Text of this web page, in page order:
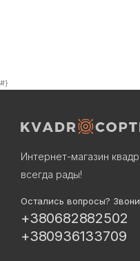
#}
Интернет-магазин
всегда рады!
Остались вопросы?
+380682882502
+380936133709